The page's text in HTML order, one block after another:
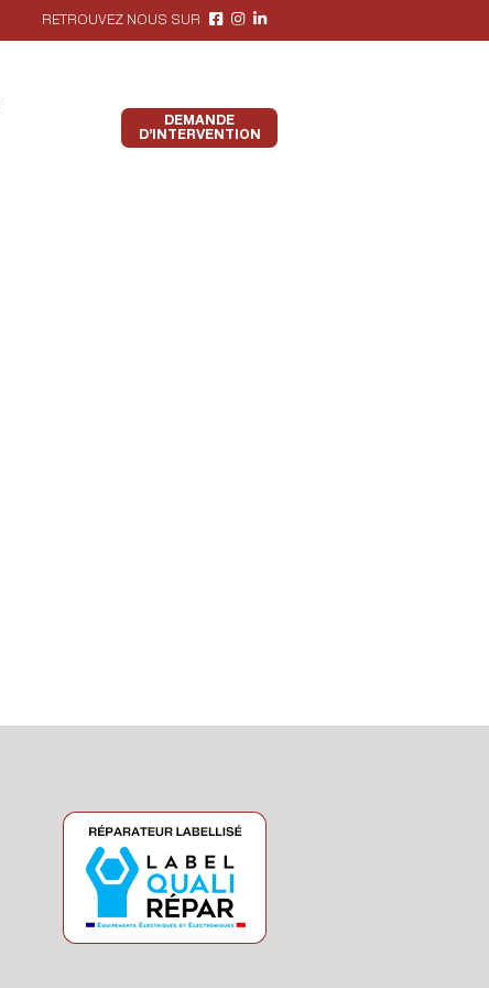
RETROUVEZ NOUS SUR
DEMANDE
D’INTERVENTION